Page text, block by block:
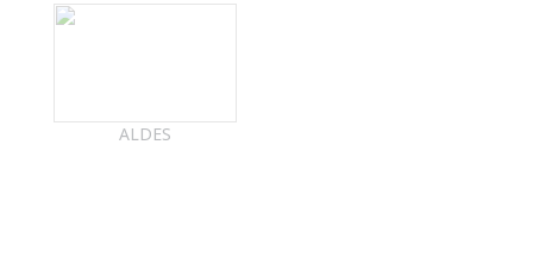
ALDES